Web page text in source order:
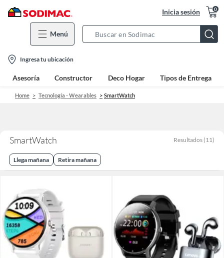
Inicia sesión 0
Menú
Bar
location-
icon
Ingresa tu ubicación
Asesoría Constructor Deco Hogar Tipos de Entrega
Home Tecnología - Wearables SmartWatch
SmartWatch Resultados (11)
Llega mañana Retira mañana